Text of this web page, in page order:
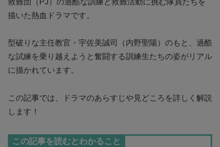
描いた熱血ドラマです。
型破りな主任教官・宇佐美誠司（内野聖陽）のもと、過酷
な試練を乗り越えようと奮闘する訓練生たちの姿がリアル
に描かれています。
この記事では、ドラマのあらすじや見どころを詳しく解説
します！
この記事を読むとわかること